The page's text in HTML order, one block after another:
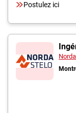
Postulez ici